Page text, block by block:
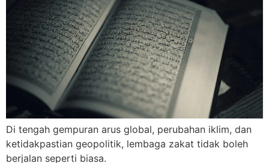
Di tengah gempuran arus global, perubahan iklim, dan
ketidakpastian geopolitik, lembaga zakat tidak boleh
berjalan seperti biasa.